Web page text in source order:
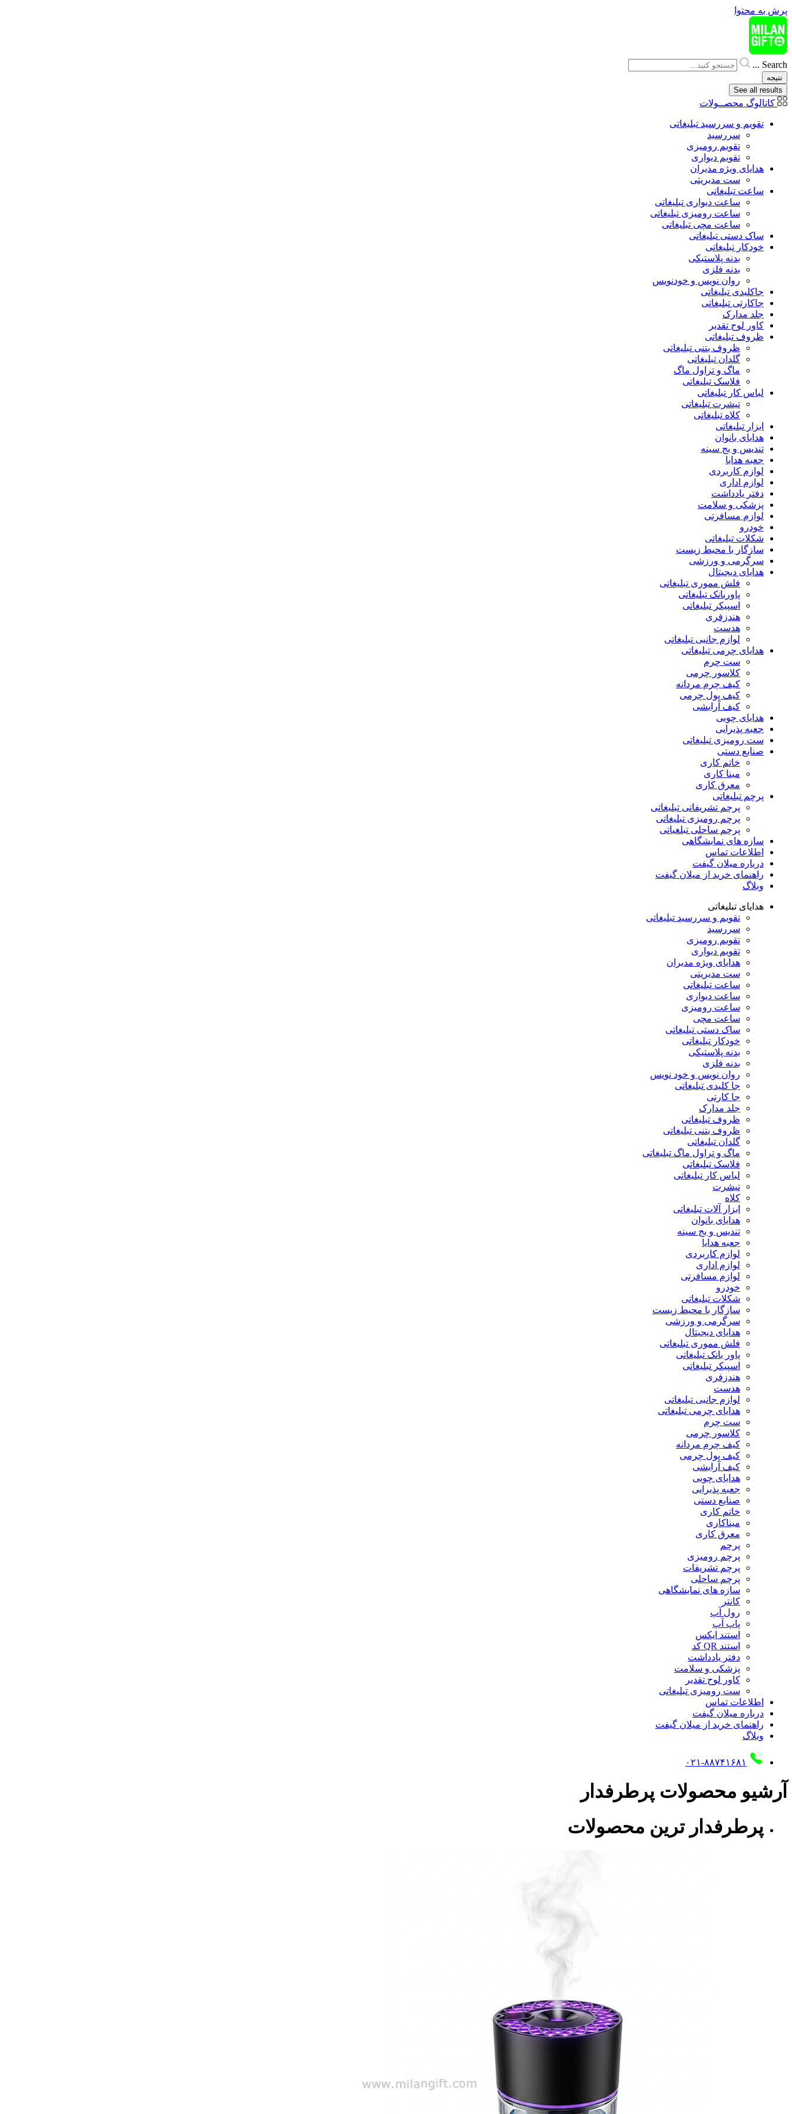
پرش به محتوا
Search ...
نتیجه
See all results
کاتالوگ محصــولات
تقویم و سررسید تبلیغاتی
سررسید
تقویم رومیزی
تقویم دیواری
هدایای ويژه مدیران
ست مدیریتی
ساعت تبلیغاتی
ساعت دیواری تبلیغاتی
ساعت رومیزی تبلیغاتی
ساعت مچی تبلیغاتی
ساک دستی تبلیغاتی
خودکار تبلیغاتی
بدنه پلاستیکی
بدنه فلزی
روان نویس و خودنویس
جاکلیدی تبلیغاتی
جاکارتی تبلیغاتی
جلد مدارک
کاور لوح تقدیر
ظروف تبلیغاتی
ظروف بتنی تبلیغاتی
گلدان تبلیغاتی
ماگ و تراول ماگ
فلاسک تبلیغاتی
لباس کار تبلیغاتی
تیشرت تبلیغاتی
کلاه تبلیغاتی
ابزار تبلیغاتی
هدایای بانوان
تندیس و بج سینه
جعبه هدایا
لوازم کاربردی
لوازم اداری
دفتر یادداشت
پزشکی و سلامت
لوازم مسافرتی
خودرو
شکلات تبلیغاتی
سازگار با محیط زیست
سرگرمی و ورزشی
هدایای دیجیتال
فلش مموری تبلیغاتی
پاوربانک تبلیغاتی
اسپیکر تبلیغاتی
هندزفری
هدست
لوازم جانبی تبلیغاتی
هدایای چرمی تبلیغاتی
ست چرم
کلاسور چرمی
کیف چرم مردانه
کیف پول چرمی
کیف آرایشی
هدایای چوبی
جعبه پذیرایی
ست رومیزی تبلیغاتی
صنایع دستی
خاتم کاری
مینا کاری
معرق کاری
پرچم تبلیغاتی
پرچم تشریفاتی تبلیغاتی
پرچم رومیزی تبلیغاتی
پرچم ساحلی تبلغیاتی
سازه های نمایشگاهی
اطلاعات تماس
درباره میلان گیفت
راهنمای خرید از میلان گیفت
وبلاگ
هدایای تبلیغاتی
تقویم و سررسید تبلیغاتی
سررسید
تقویم رومیزی
تقویم دیواری
هدایای ویژه مدیران
ست مدیریتی
ساعت تبلیغاتی
ساعت دیواری
ساعت رومیزی
ساعت مچی
ساک دستی تبلیغاتی
خودکار تبلیغاتی
بدنه پلاستیکی
بدنه فلزی
روان نویس و خود نویس
جا کلیدی تبلیغاتی
جا کارتی
جلد مدارک
ظروف تبلیغاتی
ظروف بتنی تبلیغاتی
گلدان تبلیغاتی
ماگ و تراول ماگ تبلیغاتی
فلاسک تبلیغاتی
لباس کار تبلیغاتی
تیشرت
کلاه
ابزار آلات تبلیغاتی
هدایای بانوان
تندیس و بج سینه
جعبه هدایا
لوازم کاربردی
لوازم اداری
لوازم مسافرتی
خودرو
شکلات تبلیغاتی
سازگار با محیط زیست
سرگرمی و ورزشی
هدایای دیجیتال
فلش مموری تبلیغاتی
پاور بانک تبلیغاتی
اسپیکر تبلیغاتی
هندزفری
هدست
لوازم جانبی تبلیغاتی
هدایای چرمی تبلیغاتی
ست چرم
کلاسور چرمی
کیف چرم مردانه
کیف پول چرمی
کیف آرایشی
هدایای چوبی
جعبه پذیرایی
صنایع دستی
خاتم کاری
میناکاری
معرق کاری
پرچم
پرچم رومیزی
پرچم تشریفات
پرچم ساحلی
سازه های نمایشگاهی
کانتر
رول آپ
پاپ آپ
استند ایکس
استند QR کد
دفتر یادداشت
پزشکی و سلامت
کاور لوح تقدیر
ست رومیزی تبلیغاتی
اطلاعات تماس
درباره میلان گیفت
راهنمای خرید از میلان گیفت
وبلاگ
۰۲۱-۸۸۷۴۱۶۸۱
آرشیو محصولات پرطرفدار
پرطرفدار ترین محصولات